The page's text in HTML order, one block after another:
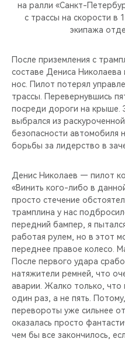
СЕДАНЫ
НОВИНКИ
АКСЕССУАРЫ
ПОДДЕРЖКА
ЛЮДИ CHERY
CHERY И СПОРТ
CHERY REMOTE
CHERY CONNECT
CHERY ДЛЯ ДЕТЕЙ
на ралли «Санкт-
с трассы на скорости в
экипажа
После приземления с
составе Дениса Николаева
нос. Пилот потерял
трассы. Перевернувшись
посреди дороги на крыше.
выбрался из
безопасности автомобиля
борьбы за лидерство в
Денис Николаев — пилот
«Винить кого-либо в
просто стечение
трамплина у нас
передний бампер, я
работая рулем, но в этот
переднее правое колесо.
После первого удара
натяжители ремней, что
аварии. Жалко только, что
один раз, а не пять.
перевороты уже сильнее
оказалась просто
чем бы все закончилось,